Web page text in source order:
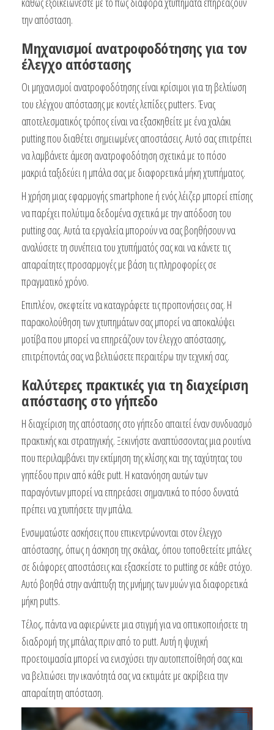
την απόσταση.
Μηχανισμοί ανατροφοδότησης για τον
έλεγχο απόστασης
Οι μηχανισμοί ανατροφοδότησης είναι κρίσιμοι για τη βελτίωση
του ελέγχου απόστασης με κοντές λεπίδες putters. Ένας
αποτελεσματικός τρόπος είναι να εξασκηθείτε με ένα χαλάκι
putting που διαθέτει σημειωμένες αποστάσεις. Αυτό σας επιτρέπει
να λαμβάνετε άμεση ανατροφοδότηση σχετικά με το πόσο
μακριά ταξιδεύει η μπάλα σας με διαφορετικά μήκη χτυπήματος.
Η χρήση μιας εφαρμογής smartphone ή ενός λέιζερ μπορεί επίσης
να παρέχει πολύτιμα δεδομένα σχετικά με την απόδοση του
putting σας. Αυτά τα εργαλεία μπορούν να σας βοηθήσουν να
αναλύσετε τη συνέπεια του χτυπήματός σας και να κάνετε τις
απαραίτητες προσαρμογές με βάση τις πληροφορίες σε
πραγματικό χρόνο.
Επιπλέον, σκεφτείτε να καταγράφετε τις προπονήσεις σας. Η
παρακολούθηση των χτυπημάτων σας μπορεί να αποκαλύψει
μοτίβα που μπορεί να επηρεάζουν τον έλεγχο απόστασης,
επιτρέποντάς σας να βελτιώσετε περαιτέρω την τεχνική σας.
Καλύτερες πρακτικές για τη διαχείριση
απόστασης στο γήπεδο
Η διαχείριση της απόστασης στο γήπεδο απαιτεί έναν συνδυασμό
πρακτικής και στρατηγικής. Ξεκινήστε αναπτύσσοντας μια ρουτίνα
που περιλαμβάνει την εκτίμηση της κλίσης και της ταχύτητας του
γηπέδου πριν από κάθε putt. Η κατανόηση αυτών των
παραγόντων μπορεί να επηρεάσει σημαντικά το πόσο δυνατά
πρέπει να χτυπήσετε την μπάλα.
Ενσωματώστε ασκήσεις που επικεντρώνονται στον έλεγχο
απόστασης, όπως η άσκηση της σκάλας, όπου τοποθετείτε μπάλες
σε διάφορες αποστάσεις και εξασκείστε το putting σε κάθε στόχο.
Αυτό βοηθά στην ανάπτυξη της μνήμης των μυών για διαφορετικά
μήκη putts.
Τέλος, πάντα να αφιερώνετε μια στιγμή για να οπτικοποιήσετε τη
διαδρομή της μπάλας πριν από το putt. Αυτή η ψυχική
προετοιμασία μπορεί να ενισχύσει την αυτοπεποίθησή σας και
να βελτιώσει την ικανότητά σας να εκτιμάτε με ακρίβεια την
απαραίτητη απόσταση.